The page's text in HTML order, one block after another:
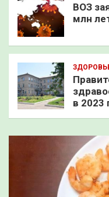
ВОЗ
млн
в 2023